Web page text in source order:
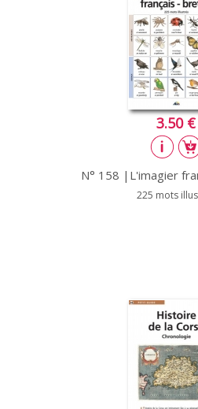
3.50 €
N° 158 |L'imagier
225 mots